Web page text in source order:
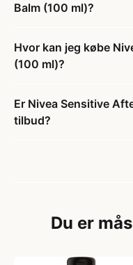
Balm (100 ml)?
Hvor kan jeg købe
(100 ml)?
Er Nivea Sensitive
tilbud?
Du er